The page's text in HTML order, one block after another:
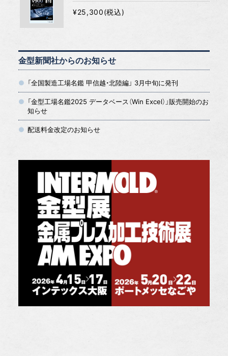
¥25,300(税込)
金型新聞社からのお知らせ
「全国製造工場名鑑 甲信越・北陸編」 3月中旬に発刊
「金型工場名鑑2025 データベース（Win Excel）」販売開始のお
知らせ
配送料金改定のお知らせ